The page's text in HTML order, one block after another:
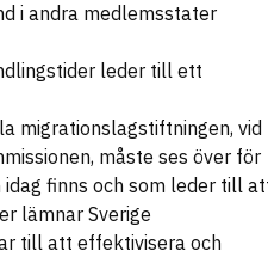
i andra medlemsstater
leder till ett
migrationslagstiftningen, vid
måste ses över för
finns och som leder till
lämnar Sverige
till att effektivisera och